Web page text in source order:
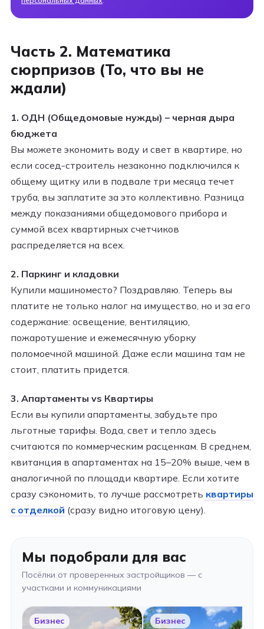
Часть 2. Математика
сюрпризов (То, что вы не
ждали)
1. ОДН (Общедомовые нужды) – черная дыра
бюджета
Вы можете экономить воду и свет в квартире, но
если сосед-строитель незаконно подключился к
общему щитку или в подвале три месяца течет
труба, вы заплатите за это коллективно. Разница
между показаниями общедомового прибора и
суммой всех квартирных счетчиков
распределяется на всех.
2. Паркинг и кладовки
Купили машиноместо? Поздравляю. Теперь вы
платите не только налог на имущество, но и за его
содержание: освещение, вентиляцию,
пожаротушение и ежемесячную уборку
поломоечной машиной. Даже если машина там не
стоит, платить придется.
3. Апартаменты vs Квартиры
Если вы купили апартаменты, забудьте про
льготные тарифы. Вода, свет и тепло здесь
считаются по коммерческим расценкам. В среднем,
квитанция в апартаментах на 15–20% выше, чем в
аналогичной по площади квартире. Если хотите
сразу сэкономить, то лучше рассмотреть квартиры
с отделкой (сразу видно итоговую цену).
Мы подобрали для вас
Посёлки от проверенных застройщиков — с
участками и коммуникациями
Бизнес Бизнес